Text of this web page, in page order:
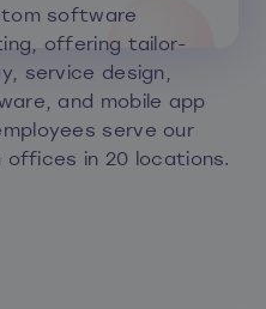
software
offering tailor-
service design,
and mobile app
serve our
in 20 locations.